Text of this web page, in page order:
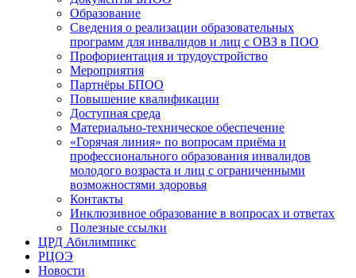
Образование
Сведения о реализации образовательных
программ для инвалидов и лиц с ОВЗ в ПОО
Профориентация и трудоустройство
Мероприятия
Партнёры БПОО
Повышение квалификации
Доступная среда
Материально-техническое обеспечение
«Горячая линия» по вопросам приёма и
профессионального образования инвалидов
молодого возраста и лиц с ограниченными
возможностями здоровья
Контакты
Инклюзивное образование в вопросах и ответах
Полезные ссылки
ЦРД Абилимпикс
РЦОЭ
Новости